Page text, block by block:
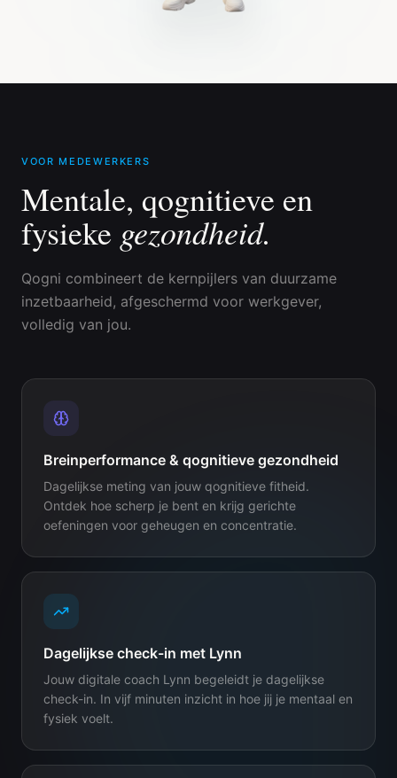
VOOR MEDEWERKERS
Mentale, qognitieve en
fysieke gezondheid.
Qogni combineert de kernpijlers van duurzame
inzetbaarheid, afgeschermd voor werkgever,
volledig van jou.
Breinperformance & qognitieve gezondheid
Dagelijkse meting van jouw qognitieve fitheid.
Ontdek hoe scherp je bent en krijg gerichte
oefeningen voor geheugen en concentratie.
Dagelijkse check-in met Lynn
Jouw digitale coach Lynn begeleidt je dagelijkse
check-in. In vijf minuten inzicht in hoe jij je mentaal en
fysiek voelt.